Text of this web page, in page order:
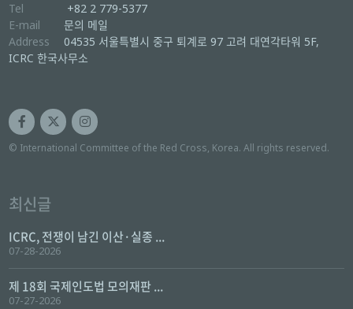
Tel
+82 2 779-5377
E-mail
문의 메일
Address
04535 서울특별시 중구 퇴계로 97 고려 대연각타워 5F,
ICRC 한국사무소
© International Committee of the Red Cross, Korea. All rights reserved.
최신글
ICRC, 전쟁이 남긴 이산·실종 ...
07-28-2026
제 18회 국제인도법 모의재판 ...
07-27-2026